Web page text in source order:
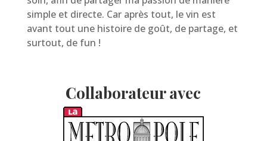
simple et directe. Car après tout, le vin est
avant tout une histoire de goût, de partage, et
surtout, de fun !
Collaborateur avec